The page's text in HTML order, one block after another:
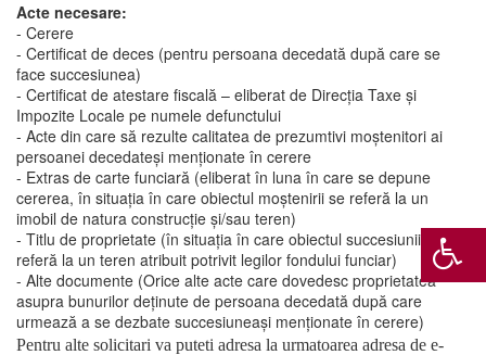
Acte necesare:
- Cerere
- Certificat de deces (pentru persoana decedată după care se
face succesiunea)
- Certificat de atestare fiscală – eliberat de Direcţia Taxe şi
Impozite Locale pe numele defunctului
- Acte din care să rezulte calitatea de prezumtivi moștenitori ai
persoanei decedateși menționate în cerere
- Extras de carte funciară (eliberat în luna în care se depune
cererea, în situaţia în care obiectul moştenirii se referă la un
imobil de natura construcţie și/sau teren)
- Titlu de proprietate (în situaţia în care obiectul succesiunii se
referă la un teren atribuit potrivit legilor fondului funciar)
- Alte documente (Orice alte acte care dovedesc proprietatea
asupra bunurilor deţinute de persoana decedată după care
urmează a se dezbate succesiuneași menționate în cerere)
Pentru alte solicitari va puteti adresa la urmatoarea adresa de e-